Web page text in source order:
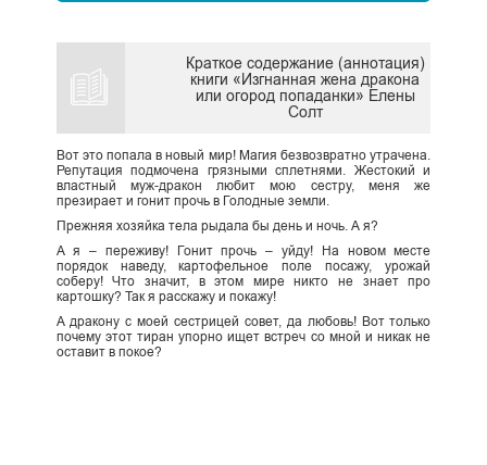
Краткое содержание (аннотация)
книги «Изгнанная жена дракона
или огород попаданки» Елены
Солт
Вот это попала в новый мир! Магия безвозвратно утрачена.
Репутация подмочена грязными сплетнями. Жестокий и
властный муж-дракон любит мою сестру, меня же
презирает и гонит прочь в Голодные земли.
Прежняя хозяйка тела рыдала бы день и ночь. А я?
А я – переживу! Гонит прочь – уйду! На новом месте
порядок наведу, картофельное поле посажу, урожай
соберу! Что значит, в этом мире никто не знает про
картошку? Так я расскажу и покажу!
А дракону с моей сестрицей совет, да любовь! Вот только
почему этот тиран упорно ищет встреч со мной и никак не
оставит в покое?